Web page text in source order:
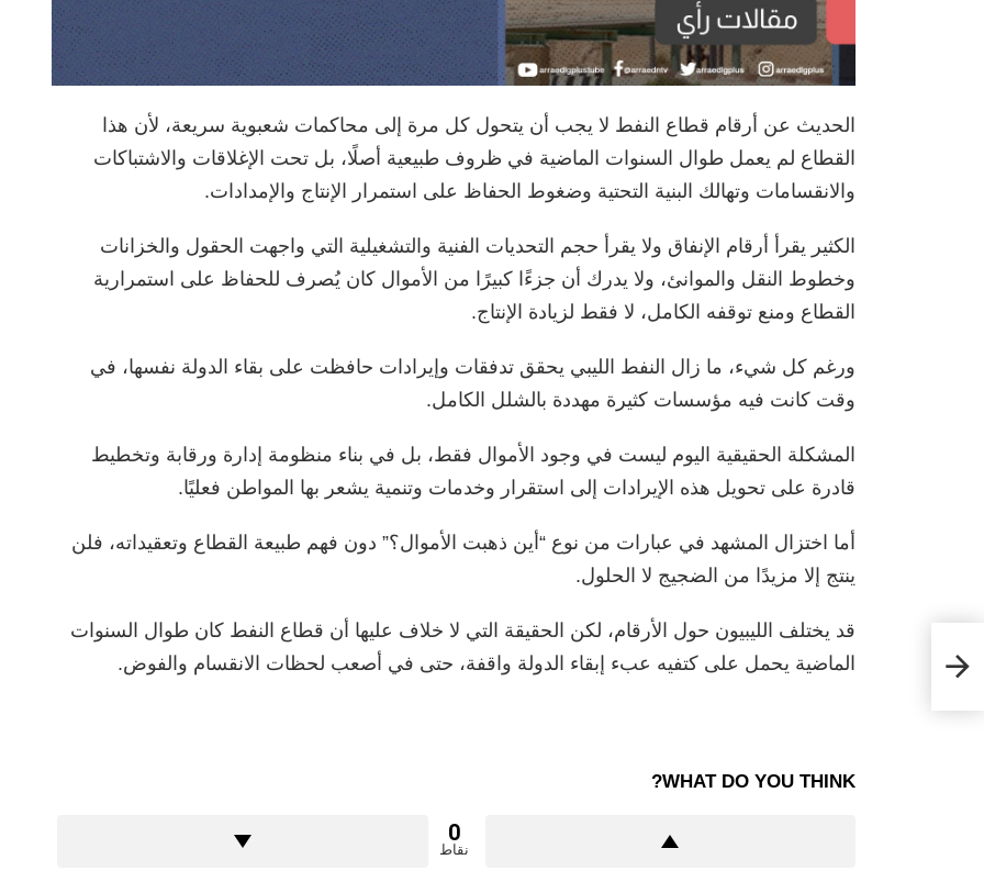
الحديث عن أرقام قطاع النفط لا يجب أن يتحول كل مرة إلى محاكمات شعبوية سريعة، لأن هذا
القطاع لم يعمل طوال السنوات الماضية في ظروف طبيعية أصلًا، بل تحت الإغلاقات والاشتباكات
والانقسامات وتهالك البنية التحتية وضغوط الحفاظ على استمرار الإنتاج والإمدادات.
الكثير يقرأ أرقام الإنفاق ولا يقرأ حجم التحديات الفنية والتشغيلية التي واجهت الحقول والخزانات
وخطوط النقل والموانئ، ولا يدرك أن جزءًا كبيرًا من الأموال كان يُصرف للحفاظ على استمرارية
القطاع ومنع توقفه الكامل، لا فقط لزيادة الإنتاج.
ورغم كل شيء، ما زال النفط الليبي يحقق تدفقات وإيرادات حافظت على بقاء الدولة نفسها، في
وقت كانت فيه مؤسسات كثيرة مهددة بالشلل الكامل.
المشكلة الحقيقية اليوم ليست في وجود الأموال فقط، بل في بناء منظومة إدارة ورقابة وتخطيط
قادرة على تحويل هذه الإيرادات إلى استقرار وخدمات وتنمية يشعر بها المواطن فعليًا.
أما اختزال المشهد في عبارات من نوع “أين ذهبت الأموال؟” دون فهم طبيعة القطاع وتعقيداته، فلن
ينتج إلا مزيدًا من الضجيج لا الحلول.
قد يختلف الليبيون حول الأرقام، لكن الحقيقة التي لا خلاف عليها أن قطاع النفط كان طوال السنوات
الماضية يحمل على كتفيه عبء إبقاء الدولة واقفة، حتى في أصعب لحظات الانقسام والفوض.
WHAT DO YOU THINK?
0
نقاط